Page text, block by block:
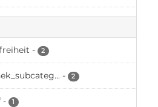
- 2
- 2
- 1